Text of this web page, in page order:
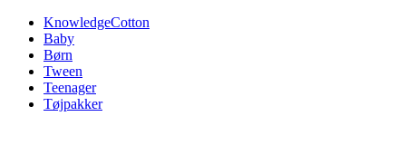
Videre
indhold
KnowledgeCotton
Baby
Børn
Tween
Teenager
Tøjpakker